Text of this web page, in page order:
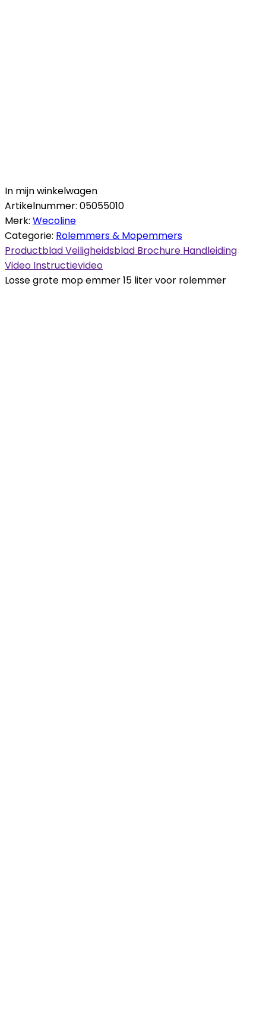
In mijn winkelwagen
Artikelnummer: 05055010
Merk: Wecoline
Categorie: Rolemmers & Mopemmers
ProductbladVeiligheidsblad Brochure Handleiding
Video Instructievideo
Losse grote mop emmer 15 liter voor rolemmer